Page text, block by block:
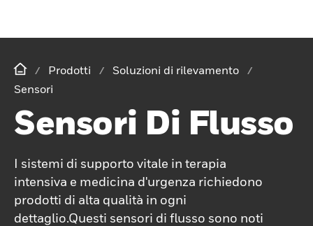
Prodotti
Soluzioni di rilevamento
Sensori
Sensori Di Flusso
I sistemi di supporto vitale in terapia
intensiva e medicina d'urgenza richiedono
prodotti di alta qualità in ogni
dettaglio.Questi sensori di flusso sono noti